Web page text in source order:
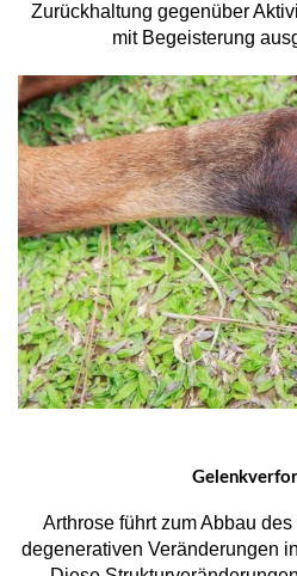
Zurückhaltung gegenüber
mit Begeisterung
Arthrose führt zum Abbau
degenerativen Veränderungen